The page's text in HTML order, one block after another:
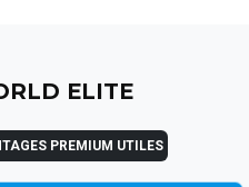
ELITE
PREMIUM UTILES